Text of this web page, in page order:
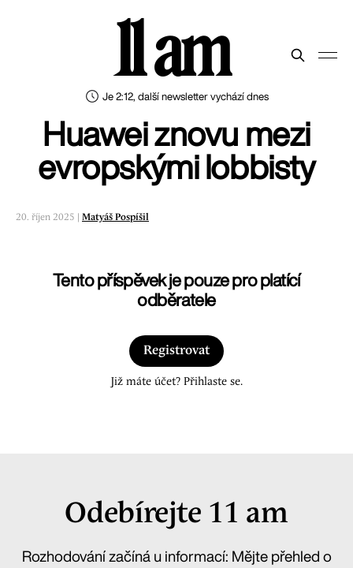
Je 2:12, další newsletter vychází dnes
11 am
Huawei znovu mezi
evropskými lobbisty
20. říjen 2025 | Matyáš Pospíšil
Tento příspěvek je pouze pro platící
odběratele
Registrovat
Již máte účet? Přihlaste se.
Odebírejte 11 am
Rozhodování začíná u informací: Mějte přehled o